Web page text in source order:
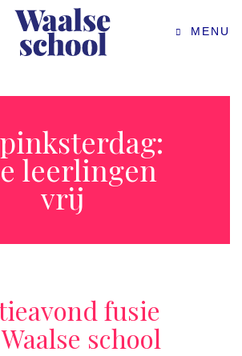
MENU
leerlingen
vrij
fusie
school